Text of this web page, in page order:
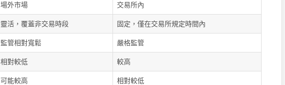
場外市場 交易所內
靈活，覆蓋非交易時段 固定，僅在交易所規定時間內
監管相對寬鬆 嚴格監管
相對較低 較高
可能較高 相對較低